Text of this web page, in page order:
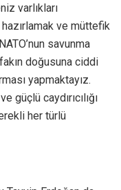
varlıkları
hazırlamak ve müttefik
savunma
doğusuna ciddi
yapmaktayız.
güçlü caydırıcılığı
her türlü